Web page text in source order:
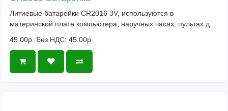
Литиевые батарейки CR2016 3V, используются в
материнской плате компьютера, наручных часах, пультах д..
45.00р. Без НДС: 45.00р.